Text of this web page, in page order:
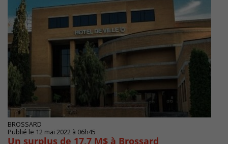
BROSSARD
Publié le 12 mai 2022 à 06h45
Un surplus de 17,7 M$ à Brossard